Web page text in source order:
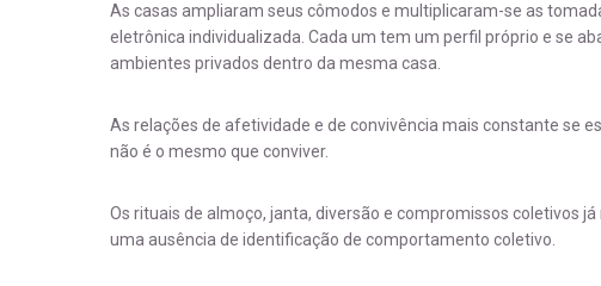
As casas ampliaram seus cômodos e multiplicaram-se as
eletrônica individualizada. Cada um tem um perfil próprio e se
ambientes privados dentro da mesma casa.
As relações de afetividade e de convivência mais constante se
não é o mesmo que conviver.
Os rituais de almoço, janta, diversão e compromissos coletivos
uma ausência de identificação de comportamento coletivo.